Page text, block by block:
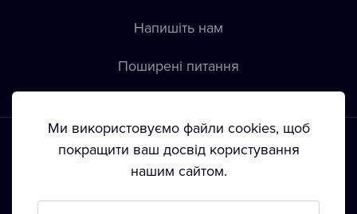
Напишіть нам
Пoширені питання
Положення й умови • Конфіденційність • Автoрські права
Ми використовуємо файли cookies, щоб
покращити ваш досвід користування
нашим сайтом.